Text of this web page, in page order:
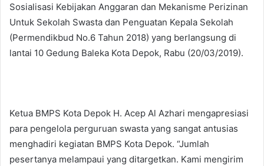
Sosialisasi Kebijakan Anggaran dan Mekanisme Perizinan
Untuk Sekolah Swasta dan Penguatan Kepala Sekolah
(Permendikbud No.6 Tahun 2018) yang berlangsung di
lantai 10 Gedung Baleka Kota Depok, Rabu (20/03/2019).
Ketua BMPS Kota Depok H. Acep Al Azhari mengapresiasi
para pengelola perguruan swasta yang sangat antusias
menghadiri kegiatan BMPS Kota Depok. “Jumlah
pesertanya melampaui yang ditargetkan. Kami mengirim